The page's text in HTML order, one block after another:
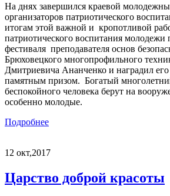
На днях завершился краевой
организаторов патриотического
итогам этой важной и кропотливой
патриотического воспитания молодежи
фестиваля преподавателя основ
Брюховецкого многопрофильного
Дмитриевича Ананченко и наградил
памятным призом. Богатый
беспокойного человека берут на
особенно молодые.
Подробнее
12 окт,2017
Царство доброй красоты